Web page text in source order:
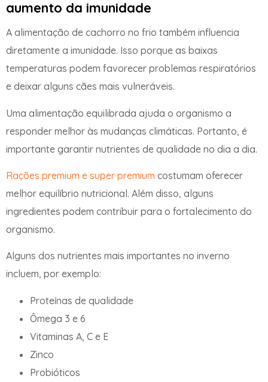
aumento da imunidade
A alimentação de cachorro no frio também influencia
diretamente a imunidade. Isso porque as baixas
temperaturas podem favorecer problemas respiratórios
e deixar alguns cães mais vulneráveis.
Uma alimentação equilibrada ajuda o organismo a
responder melhor às mudanças climáticas. Portanto, é
importante garantir nutrientes de qualidade no dia a dia.
Rações premium e super premium costumam oferecer
melhor equilíbrio nutricional. Além disso, alguns
ingredientes podem contribuir para o fortalecimento do
organismo.
Alguns dos nutrientes mais importantes no inverno
incluem, por exemplo:
Proteínas de qualidade
Ômega 3 e 6
Vitaminas A, C e E
Zinco
Probióticos